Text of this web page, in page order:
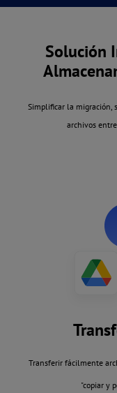
Solución
Simplificar la migración,
archivos
Transferir fácilmente
"copiar y